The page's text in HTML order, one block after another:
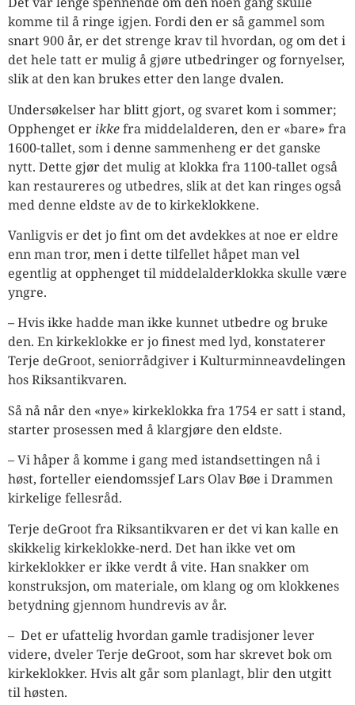
komme til å ringe igjen. Fordi den er så gammel som
snart 900 år, er det strenge krav til hvordan, og om det i
det hele tatt er mulig å gjøre utbedringer og fornyelser,
slik at den kan brukes etter den lange dvalen.
Undersøkelser har blitt gjort, og svaret kom i sommer;
Opphenget er ikkefra middelalderen, den er «bare» fra
1600-tallet, som i denne sammenheng er det ganske
nytt. Dette gjør det mulig at klokka fra 1100-tallet også
kan restaureres og utbedres, slik at det kan ringes også
med denne eldste av de to kirkeklokkene.
Vanligvis er det jo fint om det avdekkes at noe er eldre
enn man tror, men i dette tilfellet håpet man vel
egentlig at opphenget til middelalderklokka skulle være
yngre.
– Hvis ikke hadde man ikke kunnet utbedre og bruke
den. En kirkeklokke er jo finest med lyd, konstaterer
Terje deGroot, seniorrådgiver i Kulturminneavdelingen
hos Riksantikvaren.
Så nå når den «nye» kirkeklokka fra 1754 er satt i stand,
starter prosessen med å klargjøre den eldste.
– Vi håper å komme i gang med istandsettingen nå i
høst, forteller eiendomssjef Lars Olav Bøe i Drammen
kirkelige fellesråd.
Terje deGroot fra Riksantikvaren er det vi kan kalle en
skikkelig kirkeklokke-nerd. Det han ikke vet om
kirkeklokker er ikke verdt å vite. Han snakker om
konstruksjon, om materiale, om klang og om klokkenes
betydning gjennom hundrevis av år.
– Det er ufattelig hvordan gamle tradisjoner lever
videre, dveler Terje deGroot, som har skrevet bok om
kirkeklokker. Hvis alt går som planlagt, blir den utgitt
til høsten.